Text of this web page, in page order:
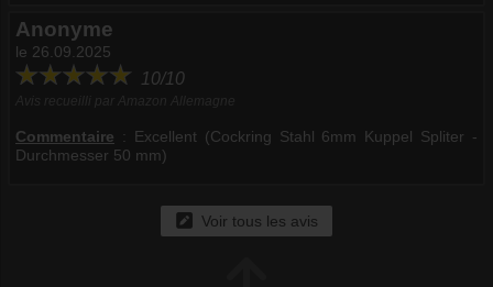
Anonyme
le 26.09.2025
10/10
Commentaire : Excellent (Cockring Stahl 6mm Kuppel Spliter -
Durchmesser 50 mm)
Voir tous les avis